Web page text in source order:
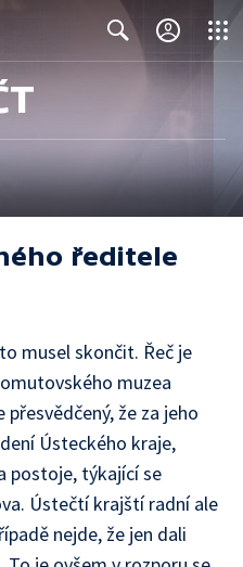
Close
ředitele
musel skončit. Řeč je
muzea
přesvědčený, že za jeho
Ústeckého kraje,
postoje, týkající se
Ústečtí krajští radní ale
nejde, že jen dali